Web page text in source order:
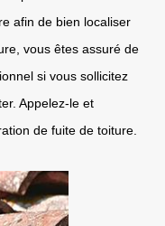
afin de bien localiser
vous êtes assuré de
si vous sollicitez
Appelez-le et
de fuite de toiture.